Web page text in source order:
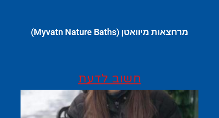
מרחצאות מיוואטן (Myvatn Nature Baths)
חשוב לדעת